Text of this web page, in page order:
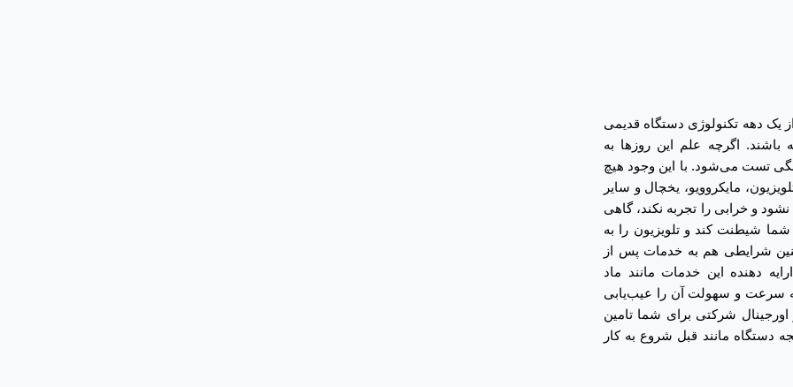
معمولا پس از یک دهه تکنولوژی دستگاه قدیمی
اگرچه علم این روزها به
تست می‌شود. با این وجود هیچ
مایکروویو، یخچال و سایر
و خرابی را تجربه نکند، گاهی
شیطنت کند و تلویزیون را به
چنین شرایطی هم به خدمات پس از
دهنده این خدمات مانند ماد
سرعت و سهولت آن را عیب‌یابی
شرکتی برای شما تامین
دستگاه مانند قبل شروع به کار